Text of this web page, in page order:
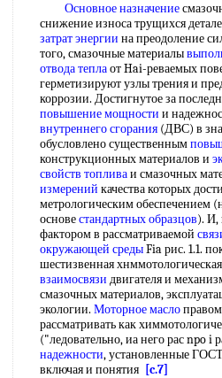
Основное назначение
снижение износа трущихся
затрат энергии на преодоление
того, смазочные материалы
отвода теплаот Hai-реваемых
герметизируют узлы трения и
коррозии. Достигнутое за
повышение мощности и
внутреннего сгорания (ДВС) в
обусловлено существенным
конструкционных материалов и
свойств топливаи смазочных
измерений качества которых
метрологическим обеспечением
основестандартных образцов). И,
фактором в рассматриваемой
окружающей средыFia рис. 1.1.
шестизвенная хнммотологическая
взаимосвязи двигателя и
смазочных материалов,
экологии. Моторное масло
рассматривать как
("ледовательно, иа него рас npo i
надежности, установленные
включая и понятия [c.7]